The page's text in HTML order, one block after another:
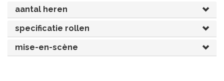
OVERIG (30'-75')
UITGELICHT!
KOSTUUMSTUK
MUSICAL
SINTERKLAASTONEEL
KERSTTONEEL
RECHTEN REGELEN
aantal heren
specificatie rollen
mise-en-scène